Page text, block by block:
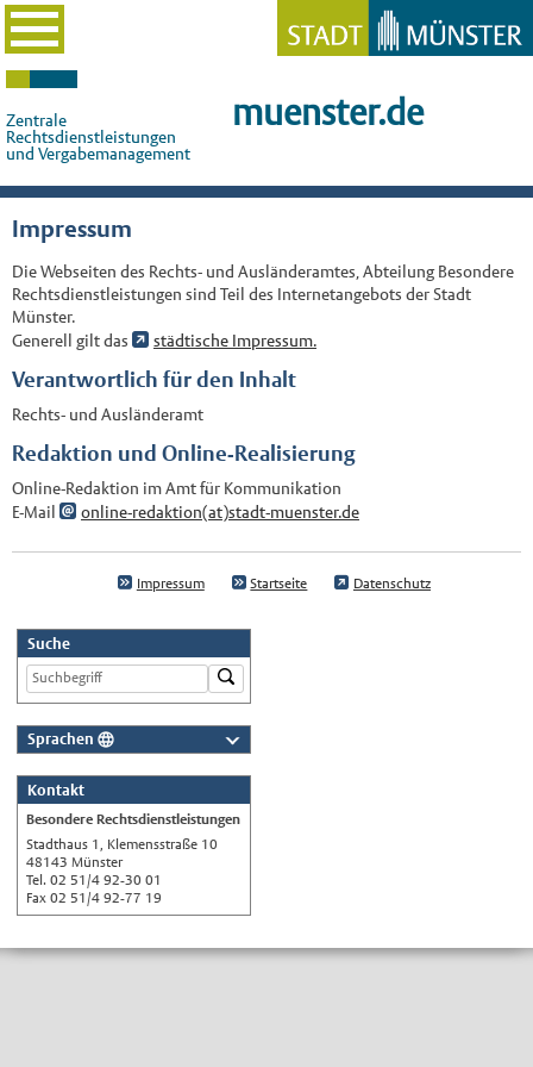
Zentrale
Rechtsdienstleistungen
und Vergabemanagement
muenster.de
Impressum
Die Webseiten des Rechts- und Ausländeramtes, Abteilung Besondere
Rechtsdienstleistungen sind Teil des Internetangebots der Stadt
Münster.
Generell gilt das
städtische Impressum.
Verantwortlich für den Inhalt
Rechts- und Ausländeramt
Redaktion und Online-Realisierung
Online-Redaktion im Amt für Kommunikation
E-Mail
online-redaktion(at)stadt-muenster.de
Impressum Startseite Datenschutz
Suche
Sprachen
Nederlands
English
Українська
Türkçe
Kontakt
Besondere Rechtsdienstleistungen
Stadthaus 1, Klemensstraße 10
48143 Münster
Tel. 02 51/4 92-30 01
Fax 02 51/4 92-77 19